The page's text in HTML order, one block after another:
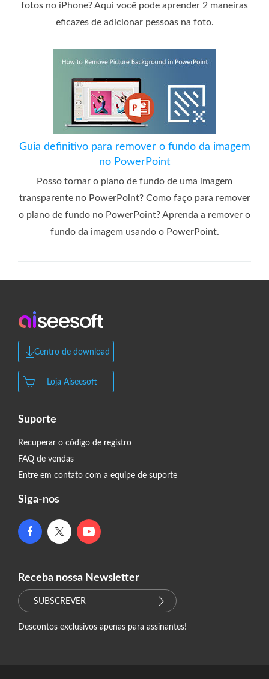
fotos no iPhone? Aqui você pode aprender 2 maneiras
eficazes de adicionar pessoas na foto.
Guia definitivo para remover o fundo da imagem
no PowerPoint
Posso tornar o plano de fundo de uma imagem
transparente no PowerPoint? Como faço para remover
o plano de fundo no PowerPoint? Aprenda a remover o
fundo da imagem usando o PowerPoint.
Centro de download
Loja Aiseesoft
Suporte
Recuperar o código de registro
FAQ de vendas
Entre em contato com a equipe de suporte
Siga-nos
Receba nossa Newsletter
SUBSCREVER
Descontos exclusivos apenas para assinantes!